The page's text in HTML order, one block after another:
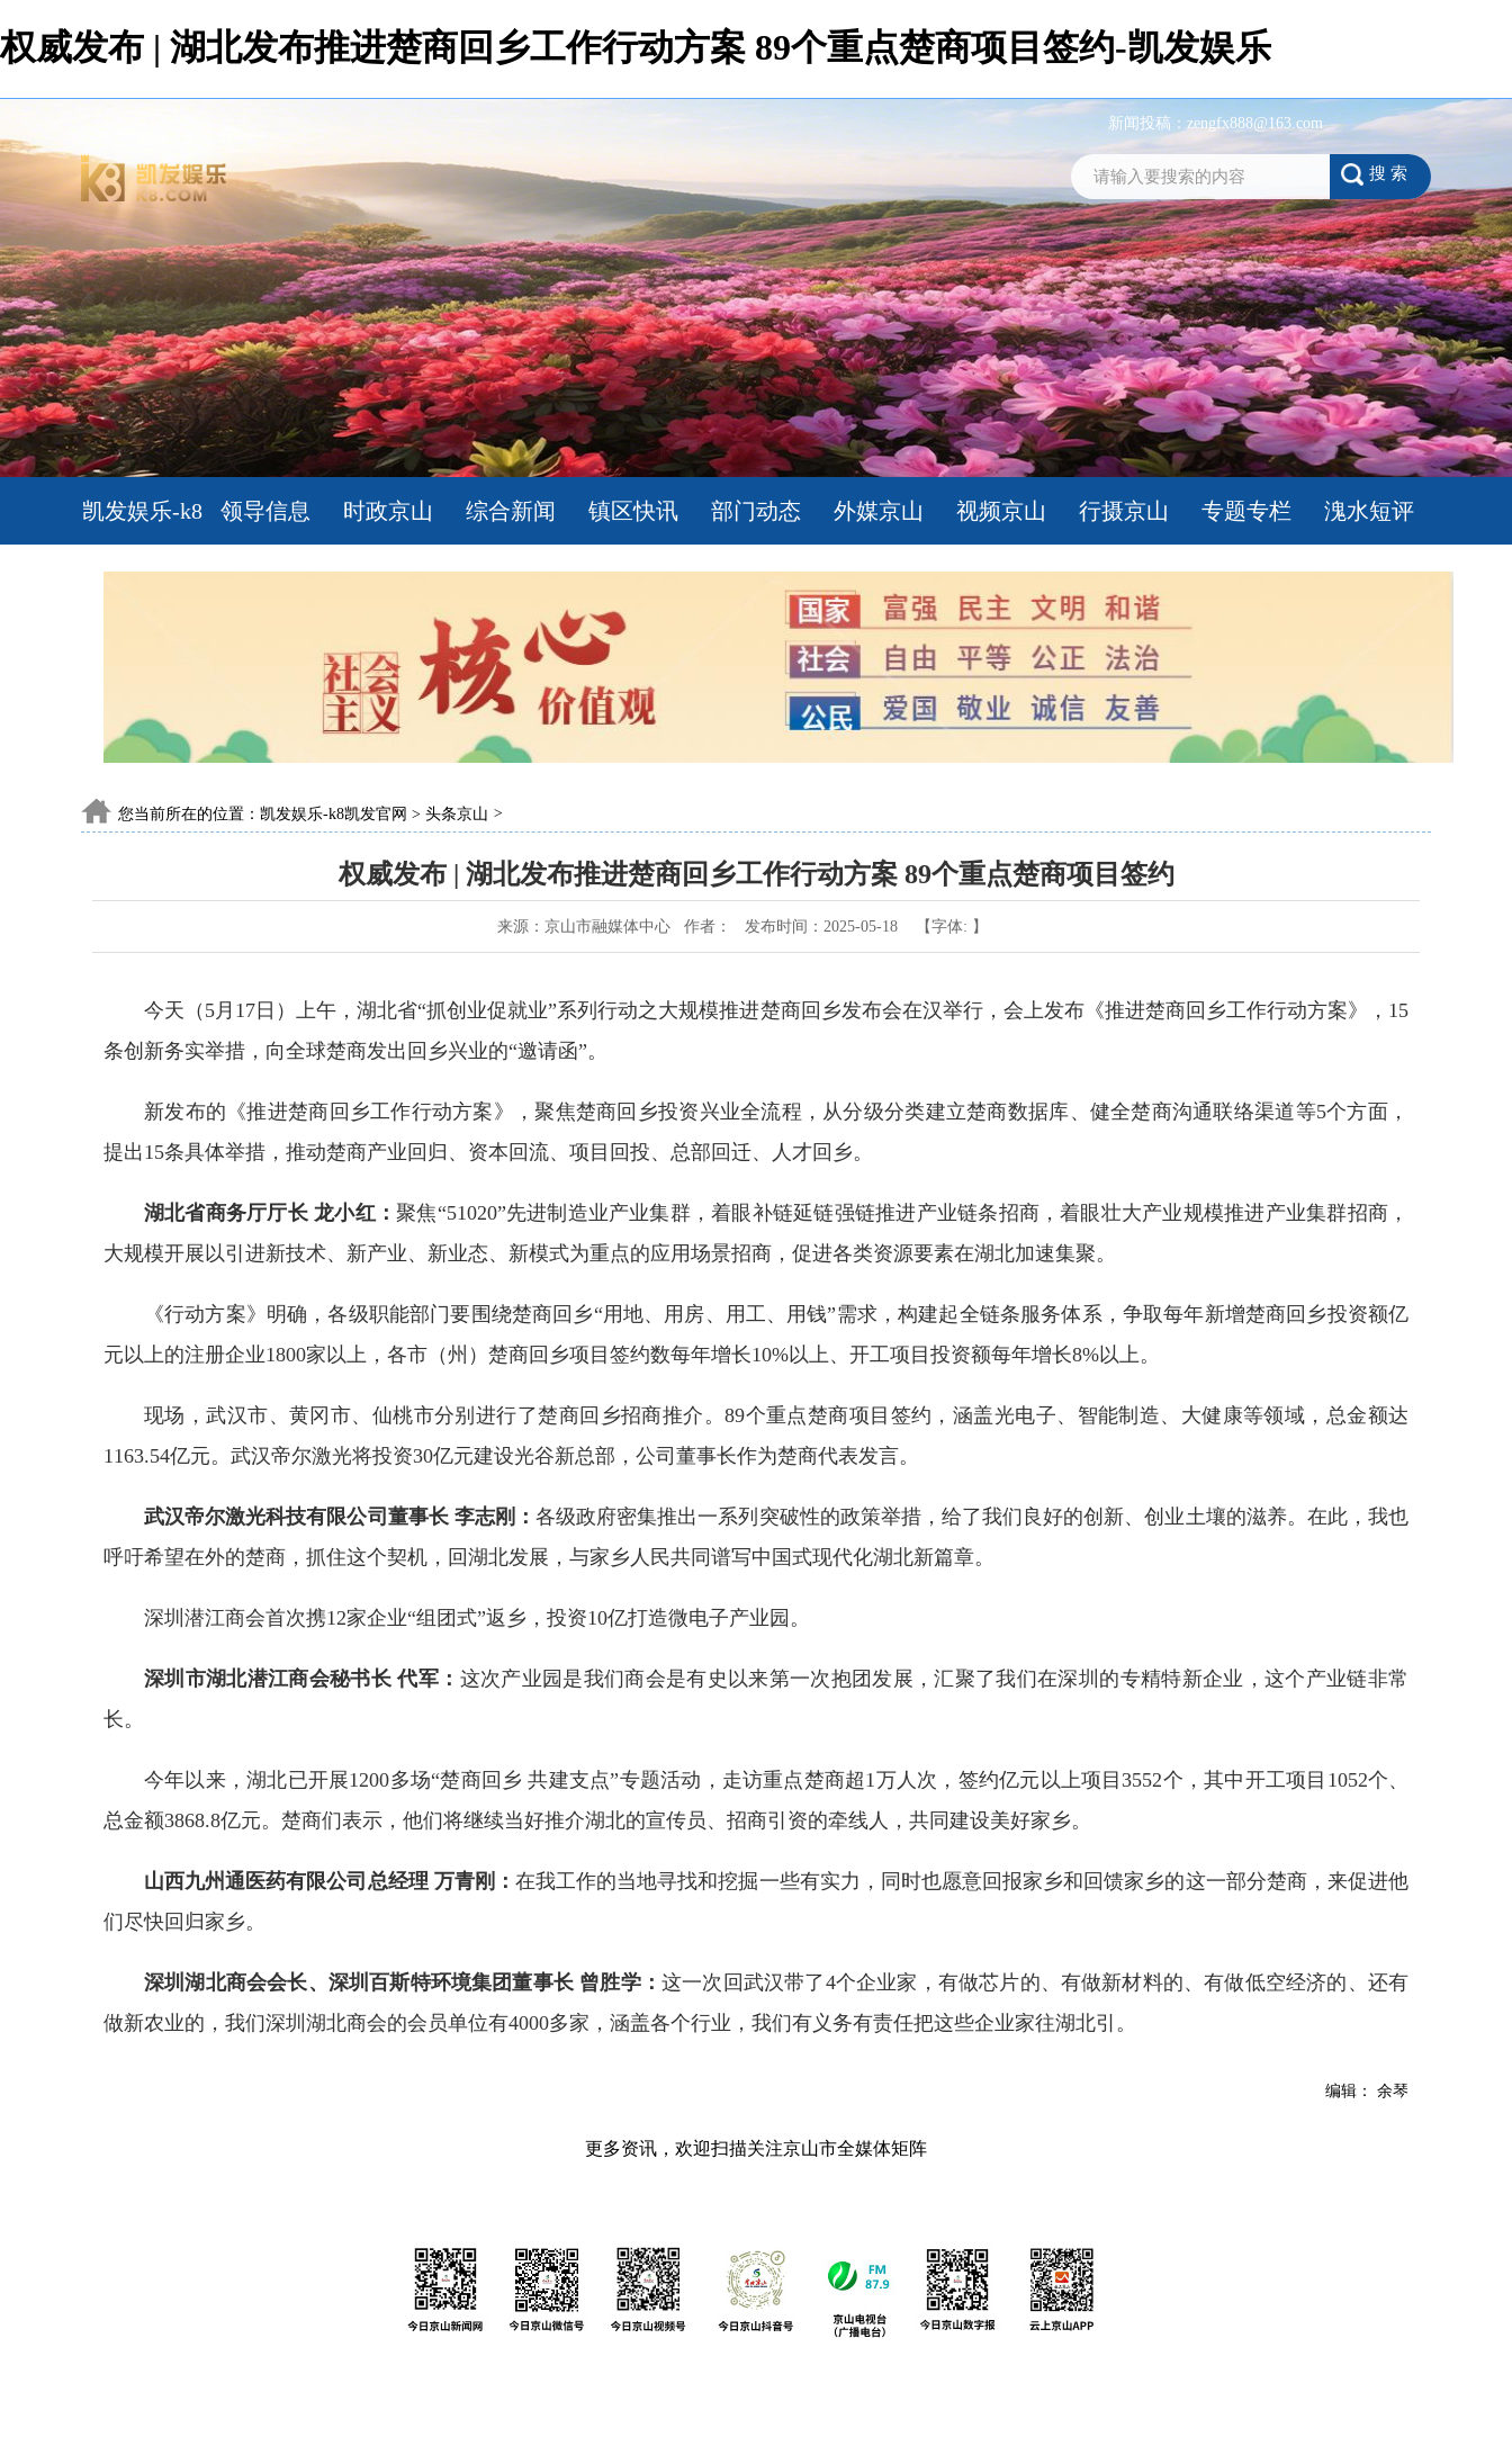
权威发布 | 湖北发布推进楚商回乡工作行动方案 89个重点楚商项目签约-凯发娱乐
新闻投稿： zengfx888@163.com
搜 索
凯发娱乐-k8
凯发官网
领导信息 时政京山 综合新闻 镇区快讯 部门动态 外媒京山 视频京山 行摄京山 专题专栏 溾水短评
您当前所在的位置： 凯发娱乐-k8凯发官网 > 头条京山 >
权威发布 | 湖北发布推进楚商回乡工作行动方案 89个重点楚商项目签约
来源：京山市融媒体中心 作者： 发布时间：2025-05-18 【字体: 】
今天（5月17日）上午，湖北省“抓创业促就业”系列行动之大规模推进楚商回乡发布会在汉举行，会上发布《推进楚商回乡工作行动方案》，15
条创新务实举措，向全球楚商发出回乡兴业的“邀请函”。
新发布的《推进楚商回乡工作行动方案》，聚焦楚商回乡投资兴业全流程，从分级分类建立楚商数据库、健全楚商沟通联络渠道等5个方面，
提出15条具体举措，推动楚商产业回归、资本回流、项目回投、总部回迁、人才回乡。
湖北省商务厅厅长 龙小红：聚焦“51020”先进制造业产业集群，着眼补链延链强链推进产业链条招商，着眼壮大产业规模推进产业集群招商，
大规模开展以引进新技术、新产业、新业态、新模式为重点的应用场景招商，促进各类资源要素在湖北加速集聚。
《行动方案》明确，各级职能部门要围绕楚商回乡“用地、用房、用工、用钱”需求，构建起全链条服务体系，争取每年新增楚商回乡投资额亿
元以上的注册企业1800家以上，各市（州）楚商回乡项目签约数每年增长10%以上、开工项目投资额每年增长8%以上。
现场，武汉市、黄冈市、仙桃市分别进行了楚商回乡招商推介。89个重点楚商项目签约，涵盖光电子、智能制造、大健康等领域，总金额达
1163.54亿元。武汉帝尔激光将投资30亿元建设光谷新总部，公司董事长作为楚商代表发言。
武汉帝尔激光科技有限公司董事长 李志刚： 各级政府密集推出一系列突破性的政策举措，给了我们良好的创新、创业土壤的滋养。在此，我也
呼吁希望在外的楚商，抓住这个契机，回湖北发展，与家乡人民共同谱写中国式现代化湖北新篇章。
深圳潜江商会首次携12家企业“组团式”返乡，投资10亿打造微电子产业园。
深圳市湖北潜江商会秘书长 代军： 这次产业园是我们商会是有史以来第一次抱团发展，汇聚了我们在深圳的专精特新企业，这个产业链非常
长。
今年以来，湖北已开展1200多场“楚商回乡 共建支点”专题活动，走访重点楚商超1万人次，签约亿元以上项目3552个，其中开工项目1052个、
总金额3868.8亿元。楚商们表示，他们将继续当好推介湖北的宣传员、招商引资的牵线人，共同建设美好家乡。
山西九州通医药有限公司总经理 万青刚： 在我工作的当地寻找和挖掘一些有实力，同时也愿意回报家乡和回馈家乡的这一部分楚商，来促进他
们尽快回归家乡。
深圳湖北商会会长、深圳百斯特环境集团董事长 曾胜学：这一次回武汉带了4个企业家，有做芯片的、有做新材料的、有做低空经济的、还有
做新农业的，我们深圳湖北商会的会员单位有4000多家，涵盖各个行业，我们有义务有责任把这些企业家往湖北引。
编辑： 余琴
更多资讯，欢迎扫描关注京山市全媒体矩阵